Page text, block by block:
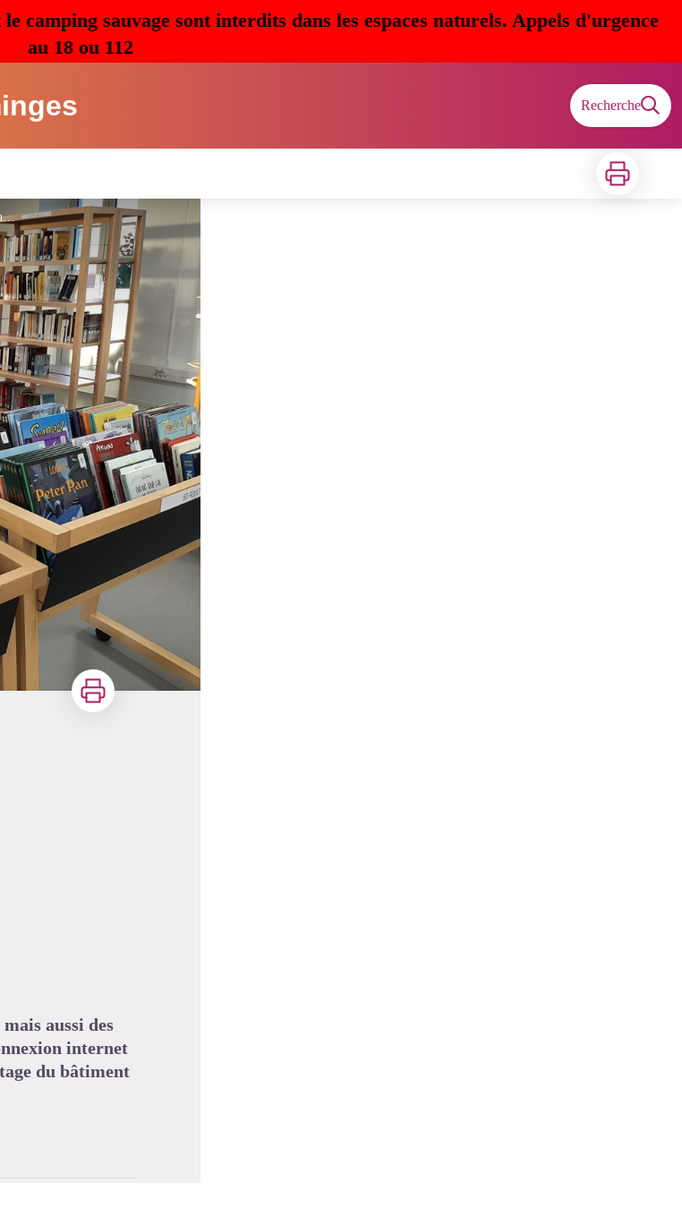
camping sauvage sont interdits dans les espaces naturels. Appels d'urgence
au 18 ou 112
Recherche
Imprimer
Médiathèque Boulogne sur Gesse - OTI Coeur et Coteaux Comminges
Imprimer
aussi des
internet
du bâtiment